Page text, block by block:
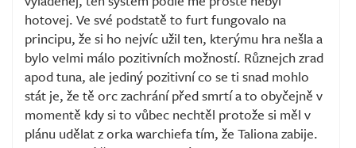
hotovej. Ve své podstatě to furt fungovalo na
principu, že si ho nejvíc užil ten, kterýmu hra nešla a
bylo velmi málo pozitivních možností. Různejch zrad
apod tuna, ale jediný pozitivní co se ti snad mohlo
stát je, že tě orc zachrání před smrtí a to obyčejně v
momentě kdy si to vůbec nechtěl protože si měl v
plánu udělat z orka warchiefa tím, že Taliona zabije.